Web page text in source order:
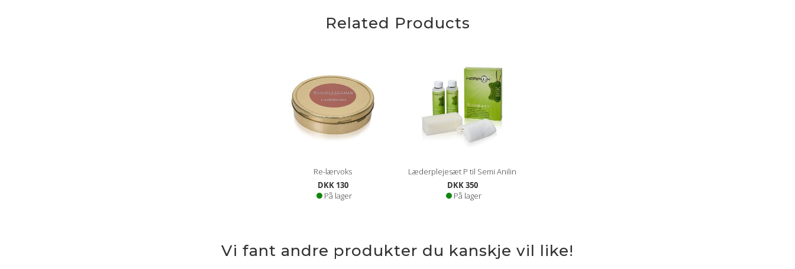
Related Products
Re-lærvoks
DKK 130
På lager
Læderplejesæt P til Semi Anilin
DKK 350
På lager
Vi fant andre produkter du kanskje vil like!